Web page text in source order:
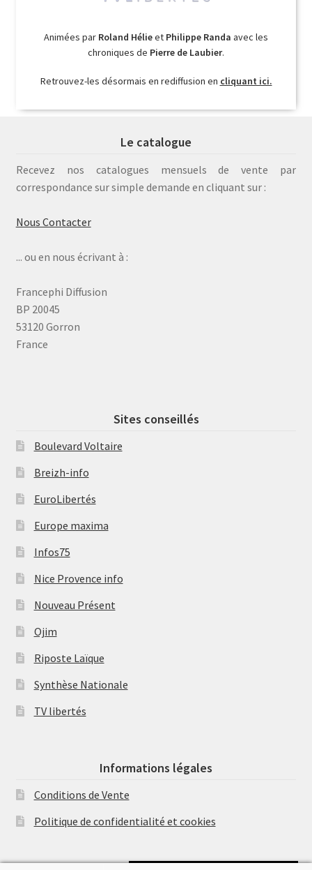
Animées par Roland Hélieet Philippe Randa avec les
chroniques de Pierre de Laubier.
Retrouvez-les désormais en rediffusion en cliquant ici.
Le catalogue
Recevez nos catalogues mensuels de vente par
correspondance sur simple demande en cliquant sur :
Nous Contacter
... ou en nous écrivant à :
Francephi Diffusion
BP 20045
53120 Gorron
France
Sites conseillés
Boulevard Voltaire
Breizh-info
EuroLibertés
Europe maxima
Infos75
Nice Provence info
Nouveau Présent
Ojim
Riposte Laïque
Synthèse Nationale
TV libertés
Informations légales
Conditions de Vente
Politique de confidentialité et cookies